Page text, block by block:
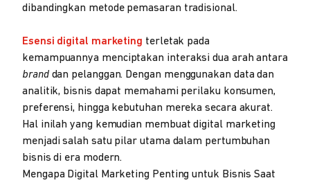
dibandingkan metode pemasaran tradisional.
Esensi digital marketing terletak pada
kemampuannya menciptakan interaksi dua arah antara
branddan pelanggan. Dengan menggunakan data dan
analitik, bisnis dapat memahami perilaku konsumen,
preferensi, hingga kebutuhan mereka secara akurat.
Hal inilah yang kemudian membuat digital marketing
menjadi salah satu pilar utama dalam pertumbuhan
bisnis di era modern.
Mengapa Digital Marketing Penting untuk Bisnis Saat